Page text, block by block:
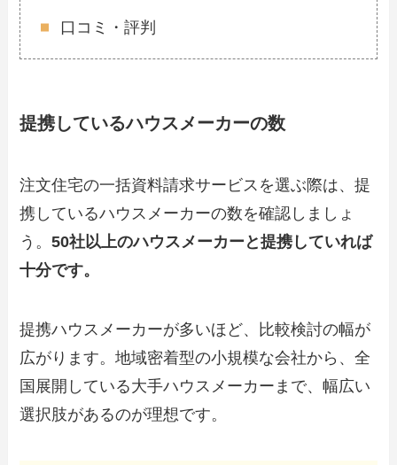
口コミ・評判
提携しているハウスメーカーの数
注文住宅の一括資料請求サービスを選ぶ際は、提
携しているハウスメーカーの数を確認しましょ
う。50社以上のハウスメーカーと提携していれば
十分です。
提携ハウスメーカーが多いほど、比較検討の幅が
広がります。地域密着型の小規模な会社から、全
国展開している大手ハウスメーカーまで、幅広い
選択肢があるのが理想です。